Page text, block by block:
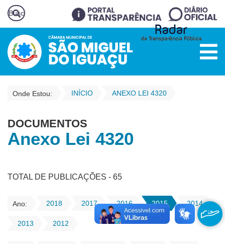
Onde Estou: INÍCIO ANEXO LEI 4320
DOCUMENTOS
Anexo Lei 4320
TOTAL DE PUBLICAÇÕES - 65
Ano: 2018 2017 2016 2015 2014
2013 2012